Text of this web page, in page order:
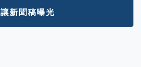
讓新聞稿曝光